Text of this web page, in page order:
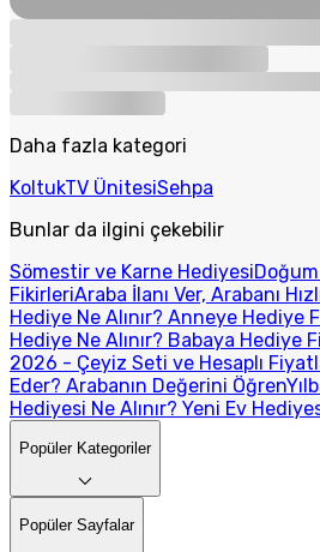
Daha fazla kategori
KoltukTV ÜnitesiSehpa
Bunlar da ilgini çekebilir
Sömestir ve Karne Hediyesi
FikirleriAraba İlanı Ver, Arabanı
Hediye Ne Alınır? Anneye Hediye
Hediye Ne Alınır? Babaya Hediye
2026 - Çeyiz Seti ve Hesaplı
Eder? Arabanın Değerini Öğren
Hediyesi Ne Alınır? Yeni Ev
Popüler Kategoriler
Popüler Sayfalar